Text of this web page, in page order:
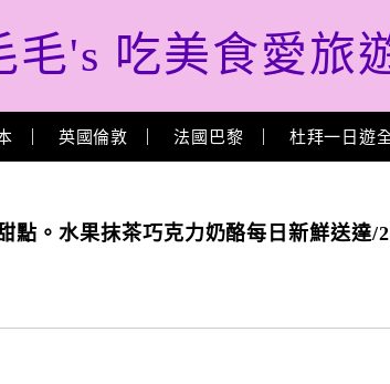
毛's 吃美食愛旅
英國倫敦 法國巴黎 杜拜一日遊
點。水果抹茶巧克力奶酪每日新鮮送達/